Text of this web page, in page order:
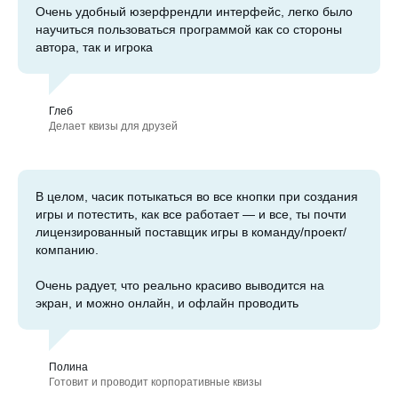
Очень удобный юзерфрендли интерфейс, легко было
научиться пользоваться программой как со стороны
автора, так и игрока
Глеб
Делает квизы для друзей
В целом, часик потыкаться во все кнопки при создания
игры и потестить, как все работает — и все, ты почти
лицензированный поставщик игры в команду/проект/
компанию.
Очень радует, что реально красиво выводится на
экран, и можно онлайн, и офлайн проводить
Полина
Готовит и проводит корпоративные квизы